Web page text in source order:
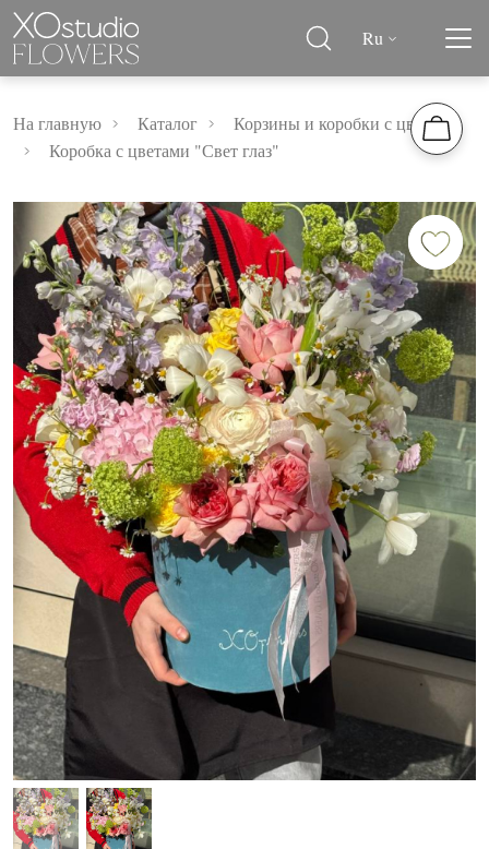
Ru
На главную Каталог
Корзины и коробки с цветами
Коробка с цветами "Свет глаз"